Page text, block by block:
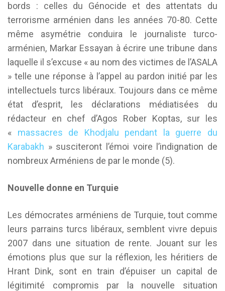
bords : celles du Génocide et des attentats du
terrorisme arménien dans les années 70-80. Cette
même asymétrie conduira le journaliste turco-
arménien, Markar Essayan à écrire une tribune dans
laquelle il s’excuse « au nom des victimes de l’ASALA
» telle une réponse à l’appel au pardon initié par les
intellectuels turcs libéraux. Toujours dans ce même
état d’esprit, les déclarations médiatisées du
rédacteur en chef d’Agos Rober Koptas, sur les
« massacres de Khodjalu pendant la guerre du
Karabakh » susciteront l’émoi voire l’indignation de
nombreux Arméniens de par le monde (5).
Nouvelle donne en Turquie
Les démocrates arméniens de Turquie, tout comme
leurs parrains turcs libéraux, semblent vivre depuis
2007 dans une situation de rente. Jouant sur les
émotions plus que sur la réflexion, les héritiers de
Hrant Dink, sont en train d’épuiser un capital de
légitimité compromis par la nouvelle situation